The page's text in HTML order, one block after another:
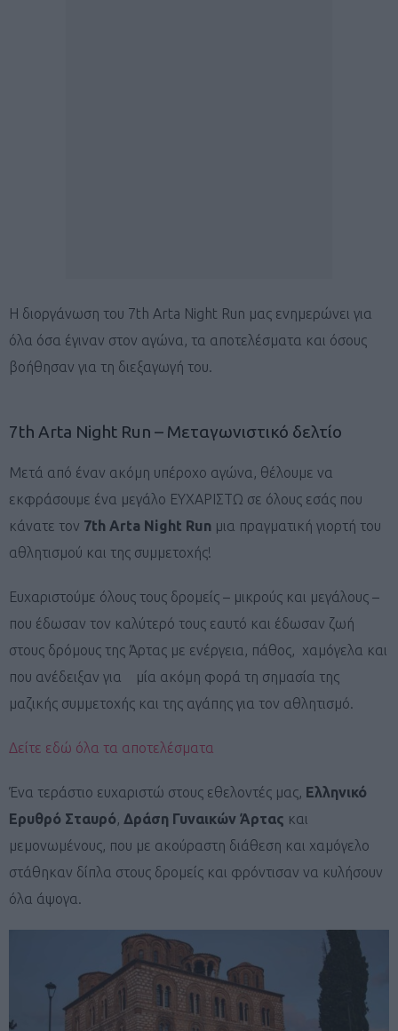
Η διοργάνωση του 7th Arta Night Run μας ενημερώνει για
όλα όσα έγιναν στον αγώνα, τα αποτελέσματα και όσους
βοήθησαν για τη διεξαγωγή του.
7th Arta Night Run – Μεταγωνιστικό δελτίο
Μετά από έναν ακόμη υπέροχο αγώνα, θέλουμε να
εκφράσουμε ένα μεγάλο ΕΥΧΑΡΙΣΤΩ σε όλους εσάς που
κάνατε τον 7th Arta Night Run μια πραγματική γιορτή του
αθλητισμού και της συμμετοχής!
Ευχαριστούμε όλους τους δρομείς – μικρούς και μεγάλους –
που έδωσαν τον καλύτερό τους εαυτό και έδωσαν ζωή
στους δρόμους της Άρτας με ενέργεια, πάθος, χαμόγελα και
που ανέδειξαν για μία ακόμη φορά τη σημασία της
μαζικής συμμετοχής και της αγάπης για τον αθλητισμό.
Δείτε εδώ όλα τα αποτελέσματα
Ένα τεράστιο ευχαριστώ στους εθελοντές μας, Ελληνικό
Ερυθρό Σταυρό, Δράση Γυναικών Άρτας και
μεμονωμένους, που με ακούραστη διάθεση και χαμόγελο
στάθηκαν δίπλα στους δρομείς και φρόντισαν να κυλήσουν
όλα άψογα.